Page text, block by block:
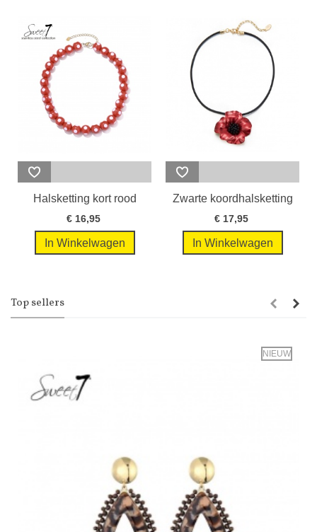
Halsketting kort rood
design en...
€ 16,95
In Winkelwagen
Zwarte koordhalsketting
met...
€ 17,95
In Winkelwagen
Top sellers
NIEUW